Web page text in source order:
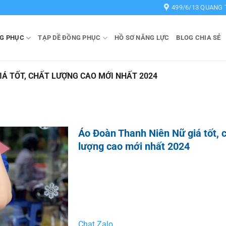
499/6/13 QUANG
PHỤC TẠP DỀ ĐỒNG PHỤC HỒ SƠ NĂNG LỰC BLOG CHIA SẺ
TỐT, CHẤT LƯỢNG CAO MỚI NHẤT 2024
Áo Đoàn Thanh Niên Nữ giá tốt,
lượng cao mới nhất 2024
Chat Zalo